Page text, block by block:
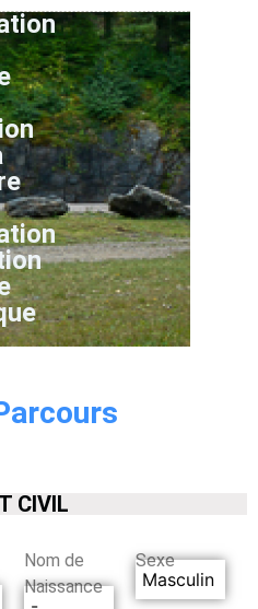
CIVIL
Nom de
Naissance
Sexe
Masculin